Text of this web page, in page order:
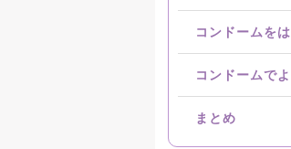
コンドームを
コンドームで
まとめ